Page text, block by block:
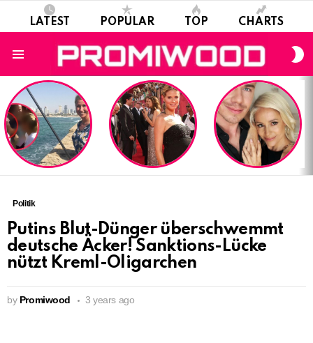
LATEST POPULAR TOP CHARTS
LATEST
STORIES
Politik
Putins Blut-Dünger überschwemmt
deutsche Äcker! Sanktions-Lücke
nützt Kreml-Oligarchen
by Promiwood 3 years ago